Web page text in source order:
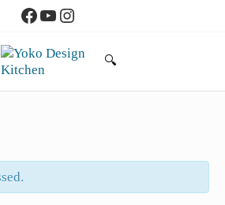
Facebook
YouTube
Instagram
Yoko Design Kitchen
Search...
🔍